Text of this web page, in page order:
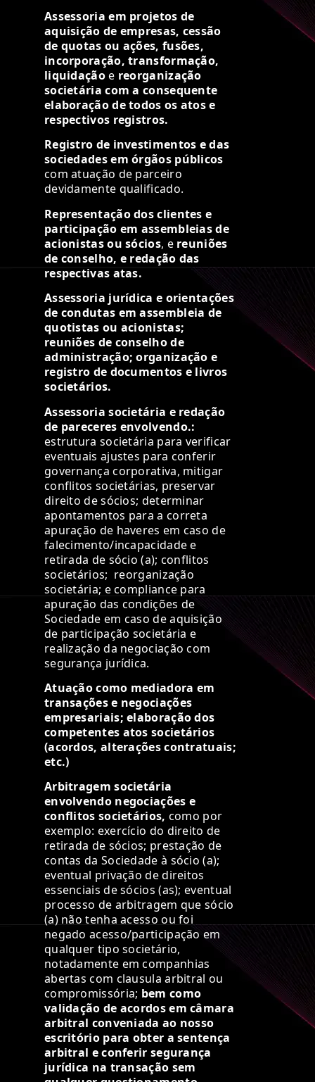
Assessoria em projetos de
aquisição de empresas, cessão
de quotas ou ações, fusões,
incorporação, transformação,
liquidaçãoe reorganização
societária com a consequente
elaboração de todos os atos e
respectivos registros.
Registro de investimentos e das
sociedades em órgãos públicos
com atuação de parceiro
devidamente qualificado.
Representação dos clientes e
participação em assembleias de
acionistas ou sócios, e reuniões
de conselho, e redação das
respectivas atas.
Assessoria jurídica e orientações
de condutas em assembleia de
quotistas ou acionistas;
reuniões de conselho de
administração; organização e
registro de documentos e livros
societários.
Assessoria societária e redação
de pareceres envolvendo.:
estrutura societária para verificar
eventuais ajustes para conferir
governança corporativa, mitigar
conflitos societárias, preservar
direito de sócios; determinar
apontamentos para a correta
apuração de haveres em caso de
falecimento/incapacidade e
retirada de sócio (a); conflitos
societários; reorganização
societária; ecompliance para
apuração das condições de
Sociedade em caso de aquisição
de participação societária e
realização da negociação com
segurança jurídica.
Atuação como mediadora em
transações e negociações
empresariais; elaboração dos
competentes atos societários
(acordos, alterações contratuais;
etc.)
Arbitragem societária
envolvendo negociações e
conflitos societários, como por
exemplo: exercício do direito de
retirada de sócios; prestação de
contas da Sociedade à sócio (a);
eventual privação de direitos
essenciais de sócios (as); eventual
processo de arbitragem que sócio
(a) não tenha acesso ou foi
negado acesso/participação em
qualquer tipo societário,
notadamente em companhias
abertas com clausula arbitral ou
compromissória; bem como
validação de acordos em câmara
arbitral conveniada ao nosso
escritório para obter a sentença
arbitral e conferir segurança
jurídica na transação sem